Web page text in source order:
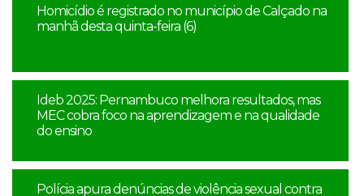
Homicídio é registrado no município de Calçado na
manhã desta quinta-feira (6)
Ideb 2025: Pernambuco melhora resultados, mas
MEC cobra foco na aprendizagem e na qualidade
do ensino
Polícia apura denúncias de violência sexual contra